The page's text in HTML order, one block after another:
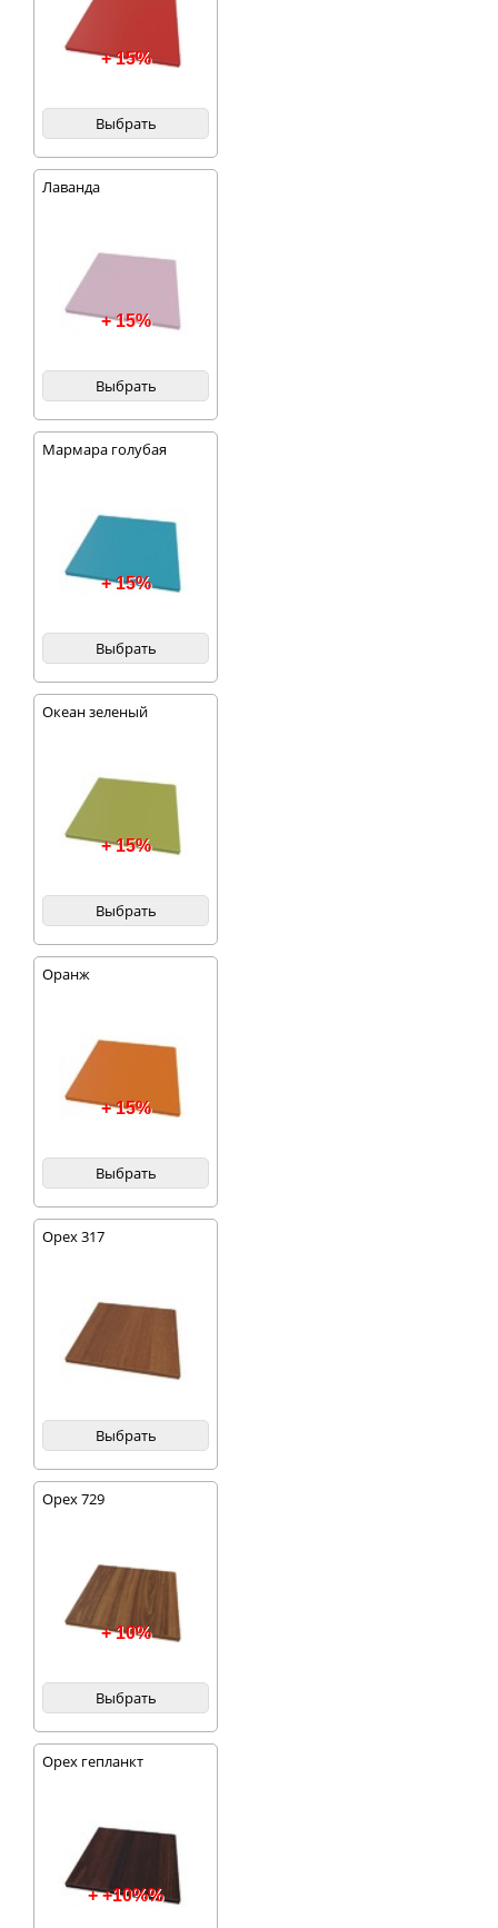
+ 15%
Выбрать
Лаванда
+ 15%
Выбрать
Мармара голубая
+ 15%
Выбрать
Океан зеленый
+ 15%
Выбрать
Оранж
+ 15%
Выбрать
Орех 317
Выбрать
Орех 729
+ 10%
Выбрать
Орех гепланкт
+ +10%%